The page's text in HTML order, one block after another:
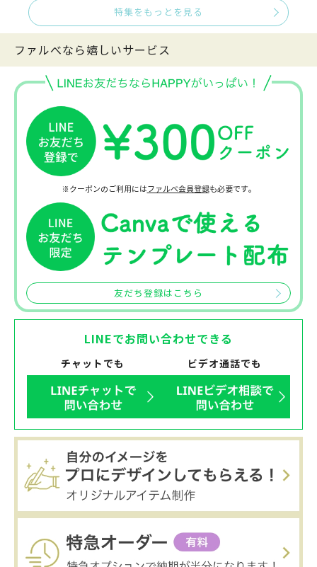
特集をもっとを見る
ファルべなら嬉しいサービス
※クーポンのご利用にはファルベ会員登録も必要です。
友だち登録はこちら
LINEでお問い合わせできる
チャットでも ビデオ通話でも